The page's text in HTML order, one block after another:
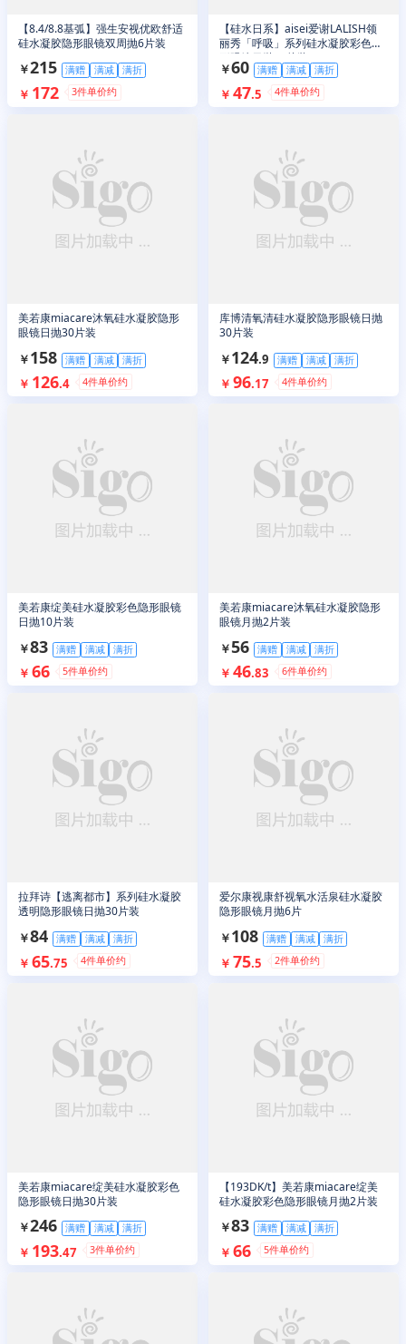
【8.4/8.8基弧】强生安视优欧舒适
硅水凝胶隐形眼镜双周抛6片装
￥215 满赠 满减 满折
￥ 172 3件单价约
【硅水日系】aisei爱谢LALISH领
丽秀「呼吸」系列硅水凝胶彩色隐
形眼镜日抛10片装
￥60 满赠 满减 满折
￥ 47.5 4件单价约
美若康miacare沐氧硅水凝胶隐形
眼镜日抛30片装
￥158 满赠 满减 满折
￥ 126.4 4件单价约
库博清氧清硅水凝胶隐形眼镜日抛
30片装
￥124.9 满赠 满减 满折
￥ 96.17 4件单价约
美若康绽美硅水凝胶彩色隐形眼镜
日抛10片装
￥83 满赠 满减 满折
￥ 66 5件单价约
美若康miacare沐氧硅水凝胶隐形
眼镜月抛2片装
￥56 满赠 满减 满折
￥ 46.83 6件单价约
拉拜诗【逃离都市】系列硅水凝胶
透明隐形眼镜日抛30片装
￥84 满赠 满减 满折
￥ 65.75 4件单价约
爱尔康视康舒视氧水活泉硅水凝胶
隐形眼镜月抛6片
￥108 满赠 满减 满折
￥ 75.5 2件单价约
美若康miacare绽美硅水凝胶彩色
隐形眼镜日抛30片装
￥246 满赠 满减 满折
￥ 193.47 3件单价约
【193DK/t】美若康miacare绽美
硅水凝胶彩色隐形眼镜月抛2片装
￥83 满赠 满减 满折
￥ 66 5件单价约